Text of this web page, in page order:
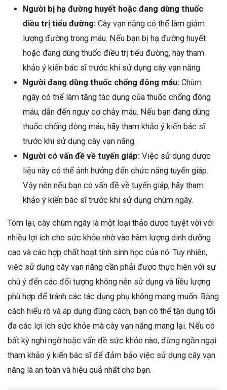
Người bị hạ đường huyết hoặc đang dùng thuốc
điều trị tiểu đường: Cây vạn năng có thể làm giảm
lượng đường trong máu. Nếu bạn bị hạ đường huyết
hoặc đang dùng thuốc điều trị tiểu đường, hãy tham
khảo ý kiến bác sĩ trước khi sử dụng cây vạn năng
Người đang dùng thuốc chống đông máu: Chùm
ngây có thể làm tăng tác dụng của thuốc chống đông
máu, dẫn đến nguy cơ chảy máu. Nếu bạn đang dùng
thuốc chống đông máu, hãy tham khảo ý kiến bác sĩ
trước khi sử dụng cây vạn năng.
Người có vấn đề về tuyến giáp: Việc sử dụng dược
liệu này có thể ảnh hưởng đến chức năng tuyến giáp.
Vậy nên nếu bạn có vấn đề về tuyến giáp, hãy tham
khảo ý kiến bác sĩ trước khi sử dụng chùm ngây.
Tóm lại, cây chùm ngây là một loại thảo dược tuyệt vời với
nhiều lợi ích cho sức khỏe nhờ vào hàm lượng dinh dưỡng
cao và các hợp chất hoạt tính sinh học của nó. Tuy nhiên,
việc sử dụng cây vạn năng cần phải được thực hiện với sự
chú ý đến các đối tượng không nên sử dụng và liều lượng
phù hợp để tránh các tác dụng phụ không mong muốn. Bằng
cách hiểu rõ và áp dụng đúng cách, bạn có thể tận dụng tối
đa các lợi ích sức khỏe mà cây vạn năng mang lại. Nếu có
bất kỳ nghi ngờ hoặc vấn đề sức khỏe nào, đừng ngần ngại
tham khảo ý kiến bác sĩ để đảm bảo việc sử dụng cây vạn
năng là an toàn và hiệu quả nhất cho bạn.